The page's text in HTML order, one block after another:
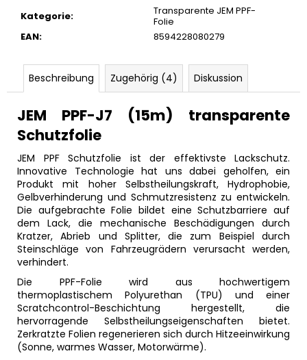
Kategorie:
Transparente JEM PPF-
Folie
EAN: 8594228080279
Beschreibung Zugehörig (4) Diskussion
JEM PPF-J7 (15m) transparente
Schutzfolie
JEM PPF Schutzfolie ist der effektivste Lackschutz.
Innovative Technologie hat uns dabei geholfen, ein
Produkt mit hoher Selbstheilungskraft, Hydrophobie,
Gelbverhinderung und Schmutzresistenz zu entwickeln.
Die aufgebrachte Folie bildet eine Schutzbarriere auf
dem Lack, die mechanische Beschädigungen durch
Kratzer, Abrieb und Splitter, die zum Beispiel durch
Steinschläge von Fahrzeugrädern verursacht werden,
verhindert.
Die PPF-Folie wird aus hochwertigem
thermoplastischem Polyurethan (TPU) und einer
Scratchcontrol-Beschichtung hergestellt, die
hervorragende Selbstheilungseigenschaften bietet.
Zerkratzte Folien regenerieren sich durch Hitzeeinwirkung
(Sonne, warmes Wasser, Motorwärme).